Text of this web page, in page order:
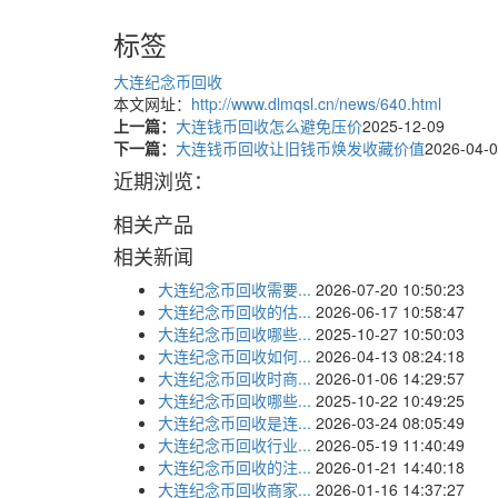
标签
大连纪念币回收
本文网址： http://www.dlmqsl.cn/news/640.html
上一篇： 大连钱币回收怎么避免压价2025-12-09
下一篇： 大连钱币回收让旧钱币焕发收藏价值2026-04-
近期浏览：
相关产品
相关新闻
大连纪念币回收需要... 2026-07-20 10:50:23
大连纪念币回收的估... 2026-06-17 10:58:47
大连纪念币回收哪些... 2025-10-27 10:50:03
大连纪念币回收如何... 2026-04-13 08:24:18
大连纪念币回收时商... 2026-01-06 14:29:57
大连纪念币回收哪些... 2025-10-22 10:49:25
大连纪念币回收是连... 2026-03-24 08:05:49
大连纪念币回收行业... 2026-05-19 11:40:49
大连纪念币回收的注... 2026-01-21 14:40:18
大连纪念币回收商家... 2026-01-16 14:37:27